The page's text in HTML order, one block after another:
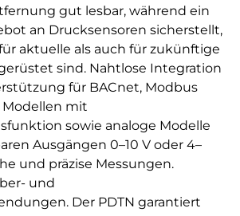
gut lesbar, während ein
an Drucksensoren sicherstellt,
aktuelle als auch für zukünftige
sind. Nahtlose Integration
für BACnet, Modbus
Modellen mit
sowie analoge Modelle
Ausgängen 0–10 V oder 4–
und präzise Messungen.
und
Der PDTN garantiert